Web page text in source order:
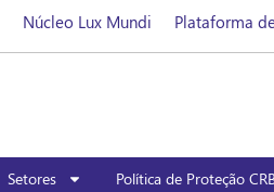
Núcleo Lux Mundi Plataforma
Setores Política de Proteção